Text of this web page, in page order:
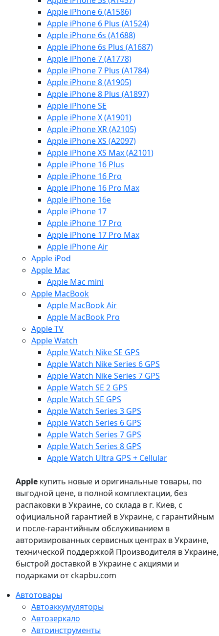
Apple iPhone 6 (A1586)
Apple iPhone 6 Plus (A1524)
Apple iPhone 6s (A1688)
Apple iPhone 6s Plus (A1687)
Apple iPhone 7 (A1778)
Apple iPhone 7 Plus (A1784)
Apple iPhone 8 (A1905)
Apple iPhone 8 Plus (A1897)
Apple iPhone SE
Apple iPhone X (A1901)
Apple iPhone XR (A2105)
Apple iPhone XS (A2097)
Apple iPhone XS Max (A2101)
Apple iPhone 16 Plus
Apple iPhone 16 Pro
Apple iPhone 16 Pro Max
Apple iPhone 16e
Apple iPhone 17
Apple iPhone 17 Pro
Apple iPhone 17 Pro Max
Apple iPhone Air
Apple iPod
Apple Mac
Apple Mac mini
Apple MacBook
Apple MacBook Air
Apple MacBook Pro
Apple TV
Apple Watch
Apple Watch Nike SE GPS
Apple Watch Nike Series 6 GPS
Apple Watch Nike Series 7 GPS
Apple Watch SE 2 GPS
Apple Watch SE GPS
Apple Watch Series 3 GPS
Apple Watch Series 6 GPS
Apple Watch Series 7 GPS
Apple Watch Series 8 GPS
Apple Watch Ultra GPS + Cellular
Apple купить новые и оригинальные товары, по
выгодной цене, в полной комплектации, без
распаковки в Украине, со склада в г. Киев, с
официальной гарантией в Украине, с гарантийным
и после-гарантийным обслуживанием в
авторизированных сервисных центрах в Украине,
технической поддержкой Производителя в Украине,
быстрой доставкой в Украине с акциями и
подарками от ckapbu.com
Автотовары
Автоаккумуляторы
Автозеркало
Автоинструменты